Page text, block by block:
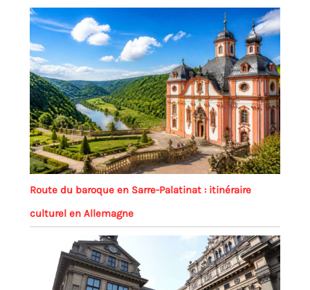
Route du baroque en Sarre-Palatinat : itinéraire
culturel en Allemagne